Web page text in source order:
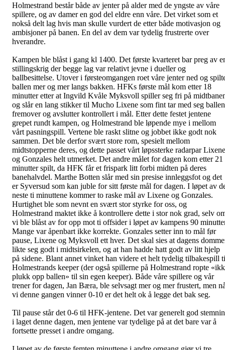
Holmestrand består både av jenter på alder med de yngste av våre
spillere, og av damer en god del eldre enn våre. Det virket som et
nokså delt lag hvis man skulle vurdert de etter både motivasjon og
ambisjoner på banen. En del av dem var tydelig frustrerte over
hverandre.
Kampen ble blåst i gang kl 1400. Det første kvarteret bar preg av
stillingskrig der begge lag var relativt jevne i dueller og
ballbesittelse. Utover i førsteomgangen roet våre jenter ned og
ballen mer og mer langs bakken. HFKs første mål kom etter 18
minutter etter at Ingvild Kvåle Myksvoll spiller seg fri på
og slår en lang stikker til Mucho Lixene som fint tar med seg ballen
fremover og avslutter kontrollert i mål. Etter dette festet jentene
grepet rundt kampen, og Holmestrand ble løpende mye i mellom
vårt pasningspill. Vertene ble raskt slitne og jobbet ikke godt nok
sammen. Det ble derfor svært store rom, spesielt mellom
midtstopperne deres, og dette passet vårt løpssterke radarpar Lixene
og Gonzales helt utmerket. Det andre målet for dagen kom etter 21
minutter spilt, da HFK får et frispark litt forbi midten på deres
banehalvdel. Marthe Botten slår med sin presise innleggsfot og det
er Syversud som kan juble for sitt første mål for dagen. I løpet av
neste ti minuttene kommer to raske mål av Lixene og Gonzales.
Hurtighet ble som nevnt en svært stor styrke for oss, og
Holmestrand maktet ikke å kontrollere dette i stor nok grad, selv
vi ble blåst av for opp mot ti offsider i løpet av kampens 90
Mange var åpenbart ikke korrekte. Gonzales setter inn to mål før
pause, Lixene og Myksvoll ett hver. Det skal sies at dagens
likte seg godt i midtsirkelen, og at han hadde hatt godt av litt hjelp
på sidene. Blant annet vinket han videre et helt tydelig tilbakespill
Holmestrands keeper (der også spillerne på Holmestrand ropte
plukk opp ballen» til sin egen keeper). Både våre spillere og vår
trener for dagen, Jan Bæra, ble selvsagt mer og mer frustert, men
vi denne gangen vinner 0-10 er det helt ok å legge det bak seg.
Til pause står det 0-6 til HFK-jentene. Det var generelt god
i laget denne dagen, men jentene var tydelige på at det bare var å
fortsette presset i andre omgang.